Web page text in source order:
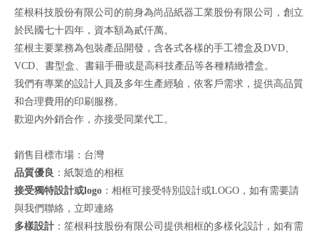
笙根科技股份有限公司的前身為尚品紙器工業股份有限公司，創立
於民國七十四年，資本額為貳仟萬。
笙根主要業務為包裝產品開發，含各式各樣的手工禮盒及DVD、
VCD、書型盒、書籍手冊或是高科技產品等各種精緻禮盒。
我們有專業的設計人員及多年生產經驗，依客戶需求，提供高品質
和合理費用的印刷服務。
歡迎內外銷合作，亦接受同業代工。
銷售目標市場：台灣
品質優良 ：紙製造的相框
接受獨特設計或logo ：相框可接受特別設計或LOGO，如有需要請
與我們聯絡， 立即連絡
多樣設計 ：笙根科技股份有限公司提供相框的多樣化設計，如有需